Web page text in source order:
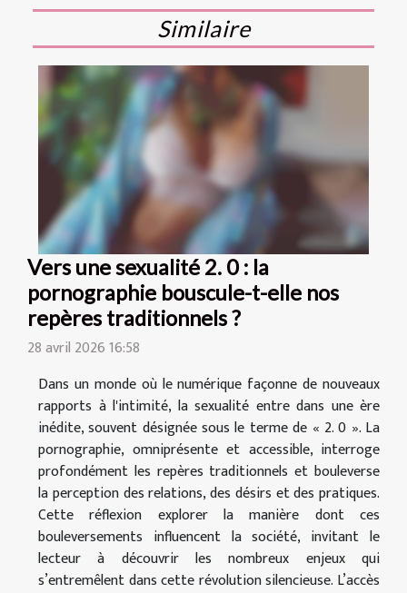
Similaire
Vers une sexualité 2. 0 : la
pornographie bouscule-t-elle nos
repères traditionnels ?
28 avril 2026 16:58
Dans un monde où le numérique façonne de nouveaux
rapports à l'intimité, la sexualité entre dans une ère
inédite, souvent désignée sous le terme de « 2. 0 ». La
pornographie, omniprésente et accessible, interroge
profondément les repères traditionnels et bouleverse
la perception des relations, des désirs et des pratiques.
Cette réflexion explorer la manière dont ces
bouleversements influencent la société, invitant le
lecteur à découvrir les nombreux enjeux qui
s’entremêlent dans cette révolution silencieuse. L’accès